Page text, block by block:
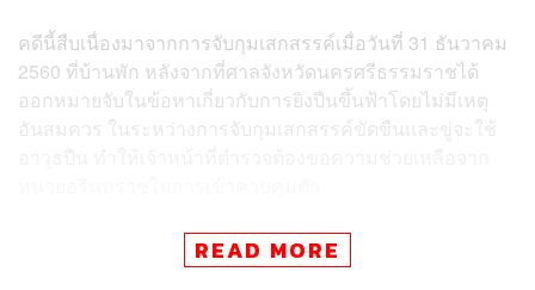
คดีนี้สืบเนื่องมาจากการจับกุมเสกสรรค์เมื่อวันที่ 31 ธันวาคม
2560 ที่บ้านพัก หลังจากที่ศาลจังหวัดนครศรีธรรมราชได้
ออกหมายจับในข้อหาเกี่ยวกับการยิงปืนขึ้นฟ้าโดยไม่มีเหตุ
อันสมควร ในระหว่างการจับกุมเสกสรรค์ขัดขืนและขู่จะใช้
อัยการโจทก์ได้ฟ้องว่าเสกสรรค์มีอาวุธปืนพกออโตเมติก
พร้อมกระสุนปืนไว้ในครอบครองโดยไม่ได้รับอนุญาต ต่อสู้
READ MORE